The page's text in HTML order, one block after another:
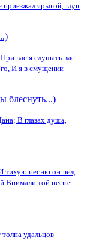
приезжал ярыгой, глуп
вас я слушать вас
И я в смущении
блеснуть...)
В глазах душа,
тихую песню он пел,
Внимали той песне
удальцов